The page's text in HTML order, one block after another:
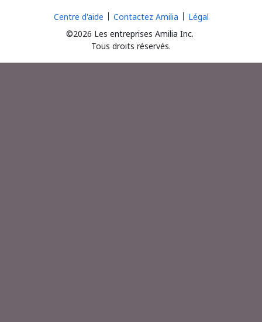
©2026 Les entreprises Amilia Inc.
Tous droits réservés.
Centre d'aide Contactez Amilia Légal